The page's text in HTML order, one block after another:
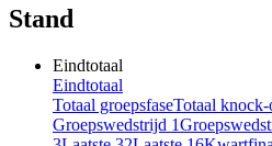
Stand
Eindtotaal
Eindtotaal
Totaal groepsfaseTotaal knock-
Groepswedstrijd 1